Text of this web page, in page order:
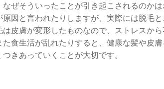
ぜそういったことが引き起こされるのかは
因と言われたりしますが、実際には脱毛
は皮膚が変形したものなので、ストレスか
食生活が乱れたりすると、健康な髪や皮
きあっていくことが大切です。